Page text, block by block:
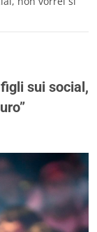
sui social,